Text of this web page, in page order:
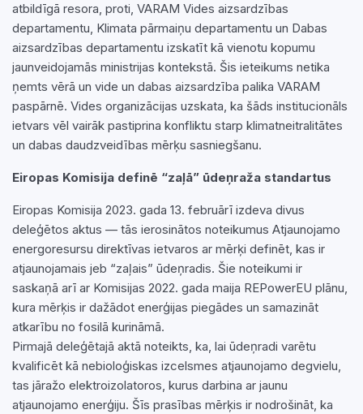
atbildīgā resora, proti, VARAM Vides aizsardzības
departamentu, Klimata pārmaiņu departamentu un Dabas
aizsardzības departamentu izskatīt kā vienotu kopumu
jaunveidojamās ministrijas kontekstā. Šis ieteikums netika
ņemts vērā un vide un dabas aizsardzība palika VARAM
paspārnē. Vides organizācijas uzskata, ka šāds institucionāls
ietvars vēl vairāk pastiprina konfliktu starp klimatneitralitātes
un dabas daudzveidības mērķu sasniegšanu.
Eiropas Komisija definē “zaļā” ūdeņraža standartus
Eiropas Komisija 2023. gada 13. februārī izdeva divus
deleģētos aktus — tās ierosinātos noteikumus Atjaunojamo
energoresursu direktīvas ietvaros ar mērķi definēt, kas ir
atjaunojamais jeb “zaļais” ūdeņradis. Šie noteikumi ir
saskaņā arī ar Komisijas 2022. gada maija REPowerEU plānu,
kura mērķis ir dažādot enerģijas piegādes un samazināt
atkarību no fosilā kurināmā.
Pirmajā deleģētajā aktā noteikts, ka, lai ūdeņradi varētu
kvalificēt kā nebioloģiskas izcelsmes atjaunojamo degvielu,
tas jāražo elektroizolatoros, kurus darbina ar jaunu
atjaunojamo enerģiju. Šīs prasības mērķis ir nodrošināt, ka